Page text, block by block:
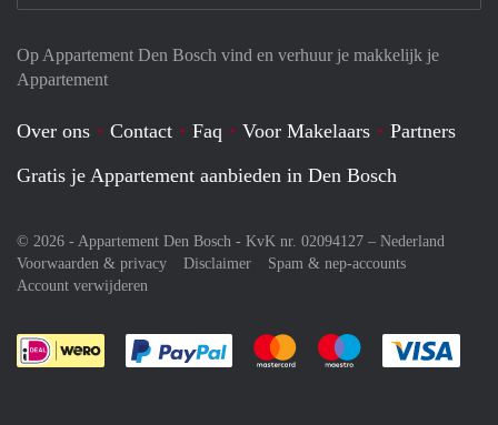
Op Appartement Den Bosch vind en verhuur je makkelijk je
Appartement
Over ons Contact Faq Voor Makelaars
Partners
Gratis je Appartement aanbieden in Den Bosch
© 2026 - Appartement Den Bosch - KvK nr. 02094127 – Nederland
Voorwaarden & privacy
Disclaimer
Spam & nep-accounts
Account verwijderen
Je rekent gemakkelijk af met Paypal
Je rekent gemakkelijk af met
Je rekent